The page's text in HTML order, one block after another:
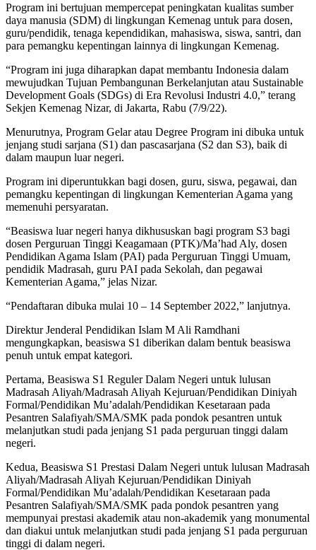
Program ini bertujuan mempercepat peningkatan kualitas sumber
daya manusia (SDM) di lingkungan Kemenag untuk para dosen,
guru/pendidik, tenaga kependidikan, mahasiswa, siswa, santri, dan
para pemangku kepentingan lainnya di lingkungan Kemenag.
“Program ini juga diharapkan dapat membantu Indonesia dalam
mewujudkan Tujuan Pembangunan Berkelanjutan atau Sustainable
Development Goals (SDGs) di Era Revolusi Industri 4.0,” terang
Sekjen Kemenag Nizar, di Jakarta, Rabu (7/9/22).
Menurutnya, Program Gelar atau Degree Program ini dibuka untuk
jenjang studi sarjana (S1) dan pascasarjana (S2 dan S3), baik di
dalam maupun luar negeri.
Program ini diperuntukkan bagi dosen, guru, siswa, pegawai, dan
pemangku kepentingan di lingkungan Kementerian Agama yang
memenuhi persyaratan.
“Beasiswa luar negeri hanya dikhususkan bagi program S3 bagi
dosen Perguruan Tinggi Keagamaan (PTK)/Ma’had Aly, dosen
Pendidikan Agama Islam (PAI) pada Perguruan Tinggi Umuam,
pendidik Madrasah, guru PAI pada Sekolah, dan pegawai
Kementerian Agama,” jelas Nizar.
“Pendaftaran dibuka mulai 10 – 14 September 2022,” lanjutnya.
Direktur Jenderal Pendidikan Islam M Ali Ramdhani
mengungkapkan, beasiswa S1 diberikan dalam bentuk beasiswa
penuh untuk empat kategori.
Pertama, Beasiswa S1 Reguler Dalam Negeri untuk lulusan
Madrasah Aliyah/Madrasah Aliyah Kejuruan/Pendidikan Diniyah
Formal/Pendidikan Mu’adalah/Pendidikan Kesetaraan pada
Pesantren Salafiyah/SMA/SMK pada pondok pesantren untuk
melanjutkan studi pada jenjang S1 pada perguruan tinggi dalam
negeri.
Kedua, Beasiswa S1 Prestasi Dalam Negeri untuk lulusan Madrasah
Aliyah/Madrasah Aliyah Kejuruan/Pendidikan Diniyah
Formal/Pendidikan Mu’adalah/Pendidikan Kesetaraan pada
Pesantren Salafiyah/SMA/SMK pada pondok pesantren yang
mempunyai prestasi akademik atau non-akademik yang monumental
dan diakui untuk melanjutkan studi pada jenjang S1 pada perguruan
tinggi di dalam negeri.